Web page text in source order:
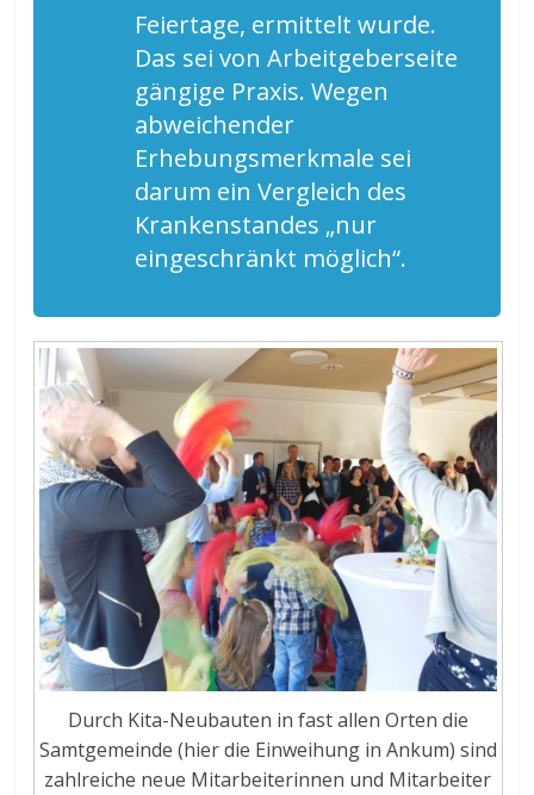
Feiertage, ermittelt wurde.
Das sei von Arbeitgeberseite
gängige Praxis. Wegen
abweichender
Erhebungsmerkmale sei
darum ein Vergleich des
Krankenstandes „nur
eingeschränkt möglich“.
Durch Kita-Neubauten in fast allen Orten die
Samtgemeinde (hier die Einweihung in Ankum) sind
zahlreiche neue Mitarbeiterinnen und Mitarbeiter